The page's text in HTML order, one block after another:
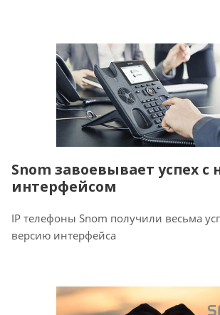
Snom завоевывает успех
интерфейсом
IP телефоны Snom получили весьма
версию интерфейса